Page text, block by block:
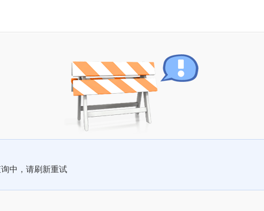
中，请刷新重试